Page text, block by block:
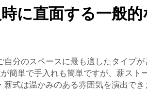
に直面する一般
分のスペースに最も適したタイプ
簡単で手入れも簡単ですが、薪スト
式は温かみのある雰囲気を演出で